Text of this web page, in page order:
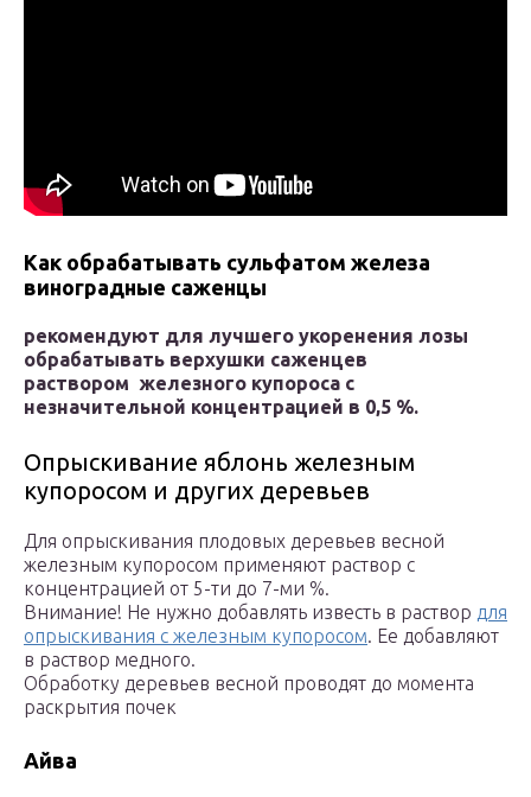
Как обрабатывать сульфатом железа
виноградные саженцы
рекомендуют для лучшего укоренения лозы
обрабатывать верхушки саженцев
раствором железного купороса с
незначительной концентрацией в 0,5 %.
Опрыскивание яблонь железным
купоросом и других деревьев
Для опрыскивания плодовых деревьев весной
железным купоросом применяют раствор с
концентрацией от 5-ти до 7-ми %.
Внимание! Не нужно добавлять известь в раствор для
опрыскивания с железным купоросом. Ее добавляют
в раствор медного.
Обработку деревьев весной проводят до момента
раскрытия почек
Айва